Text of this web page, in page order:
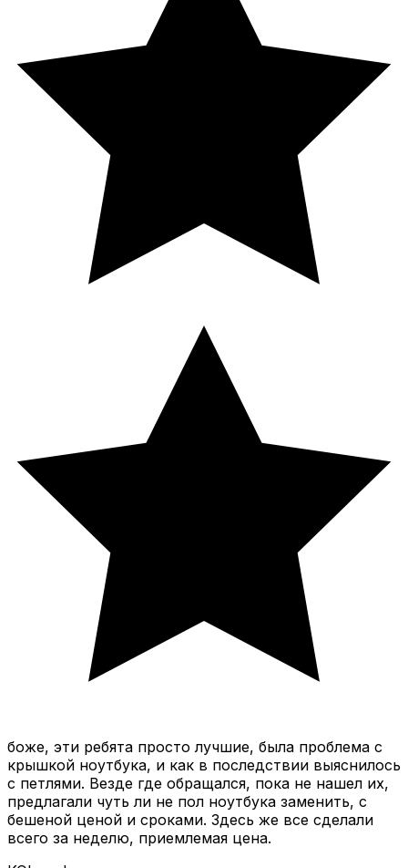
боже, эти ребята просто лучшие, была проблема с
крышкой ноутбука, и как в последствии выяснилось
с петлями. Везде где обращался, пока не нашел их,
предлагали чуть ли не пол ноутбука заменить, с
бешеной ценой и сроками. Здесь же все сделали
всего за неделю, приемлемая цена.